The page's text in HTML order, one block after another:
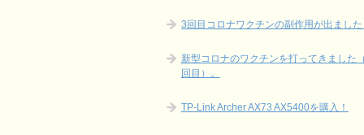
3回目コロナワクチンの副作用が出まし
新型コロナのワクチンを打ってきました
回目）。
TP-Link Archer AX73 AX5400を購入！